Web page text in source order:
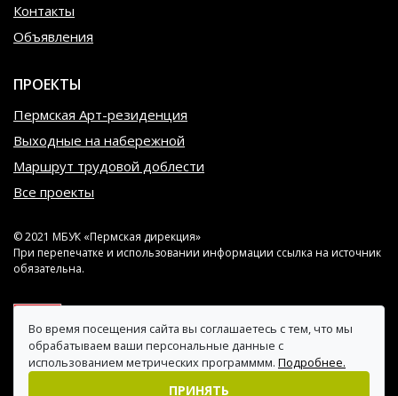
Контакты
Объявления
ПРОЕКТЫ
Пермская Арт-резиденция
Выходные на набережной
Маршрут трудовой доблести
Все проекты
© 2021 МБУК «Пермская дирекция»
При перепечатке и использовании информации ссылка на источник
обязательна.
Во время посещения сайта вы соглашаетесь с тем, что мы
обрабатываем ваши персональные данные с
использованием метрических программмм. Подробнее.
ПРИНЯТЬ